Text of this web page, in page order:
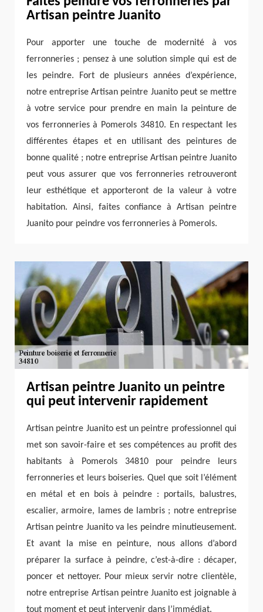
Artisan peintre Juanito
Pour apporter une touche de modernité à vos
ferronneries ; pensez à une solution simple qui est de
les peindre. Fort de plusieurs années d’expérience,
notre entreprise Artisan peintre Juanito peut se mettre
à votre service pour prendre en main la peinture de
vos ferronneries à Pomerols 34810. En respectant les
différentes étapes et en utilisant des peintures de
bonne qualité ; notre entreprise Artisan peintre Juanito
peut vous assurer que vos ferronneries retrouveront
leur esthétique et apporteront de la valeur à votre
habitation. Ainsi, faites confiance à Artisan peintre
Juanito pour peindre vos ferronneries à Pomerols.
Artisan peintre Juanito un peintre
qui peut intervenir rapidement
Artisan peintre Juanito est un peintre professionnel qui
met son savoir-faire et ses compétences au profit des
habitants à Pomerols 34810 pour peindre leurs
ferronneries et leurs boiseries. Quel que soit l’élément
en métal et en bois à peindre : portails, balustres,
escalier, armoire, lames de lambris ; notre entreprise
Artisan peintre Juanito va les peindre minutieusement.
Et avant la mise en peinture, nous allons d’abord
préparer la surface à peindre, c’est-à-dire : décaper,
poncer et nettoyer. Pour mieux servir notre clientèle,
notre entreprise Artisan peintre Juanito est joignable à
tout moment et peut intervenir dans l’immédiat.